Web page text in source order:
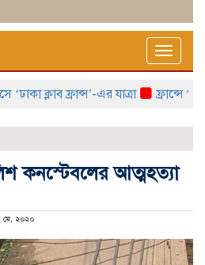
Toggle
ক্লাব ফ্রান্স’-এর যাত্রা ফ্রান্সে
কনস্টেবলের আত্মহত্যা
২০২০